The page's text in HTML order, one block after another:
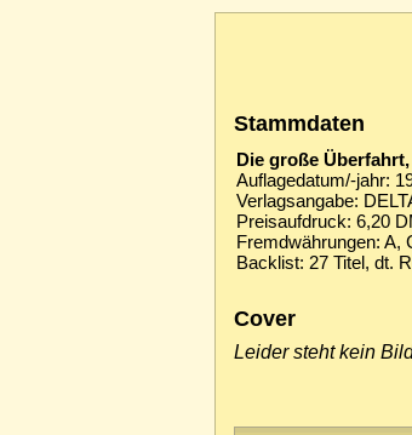
Stammdaten
Die große
Auflagedatum/-jahr:
Verlagsangabe:
Preisaufdruck: 6,20
Fremdwährungen: A,
Backlist: 27 Titel, dt.
Cover
Leider steht kein